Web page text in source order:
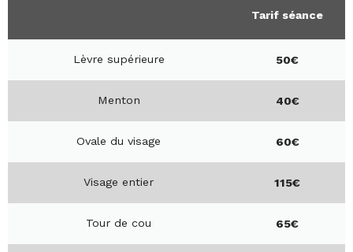
Tarif séance
Lèvre supérieure 50€
Menton 40€
Ovale du visage 60€
Visage entier 115€
Tour de cou 65€